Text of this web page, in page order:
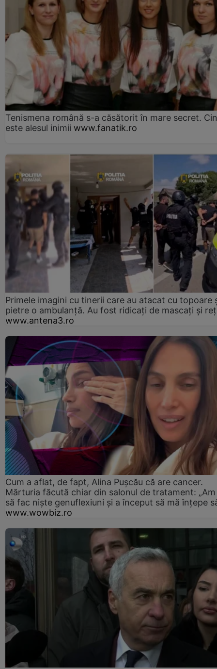
Tenismena română s-a căsătorit în mare secret.
este alesul inimii www.fanatik.ro
Primele imagini cu tinerii care au atacat cu topoare
pietre o ambulanță. Au fost ridicați de mascați și
www.antena3.ro
Cum a aflat, de fapt, Alina Pușcău că are cancer.
Mărturia făcută chiar din salonul de tratament:
să fac niște genuflexiuni și a început să mă înțepe
www.wowbiz.ro